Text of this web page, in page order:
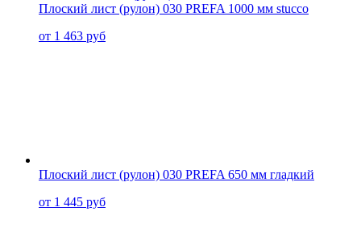
Плоский лист (рулон) 030 PREFA 1000 мм stucco
от 1 463 руб
Плоский лист (рулон) 030 PREFA 650 мм гладкий
от 1 445 руб